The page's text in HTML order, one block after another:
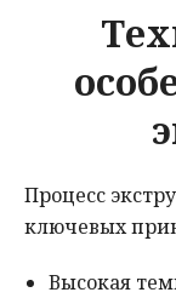
Процесс
ключевых
Высокая